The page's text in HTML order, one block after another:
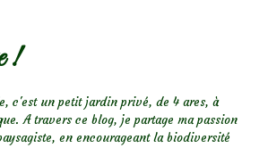
!
c'est un petit jardin privé, de 4 ares, à
A travers ce blog, je partage ma passion
en encourageant la biodiversité